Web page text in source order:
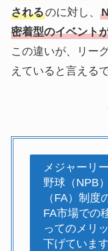
されるのに対し、
密着型のイベント
この違いが、リー
えていると言える
メジャーリ
野球（NPB
（FA）制度
FA市場での
ってのメリ
下げていま